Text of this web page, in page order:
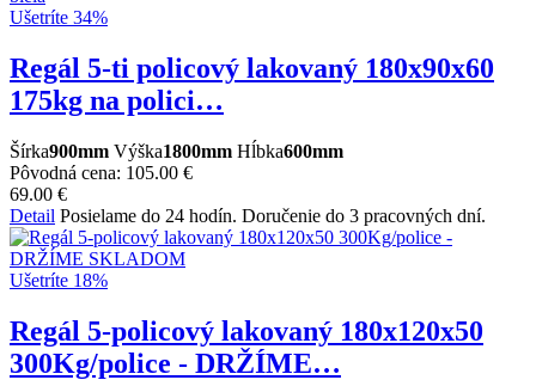
Ušetríte 34%
Regál 5-ti policový lakovaný 180x90x60
175kg na polici…
Šírka900mm Výška1800mm Hĺbka600mm
Pôvodná cena: 105.00 €
69.00 €
Detail Posielame do 24 hodín. Doručenie do 3 pracovných dní.
Ušetríte 18%
Regál 5-policový lakovaný 180x120x50
300Kg/police - DRŽÍME…